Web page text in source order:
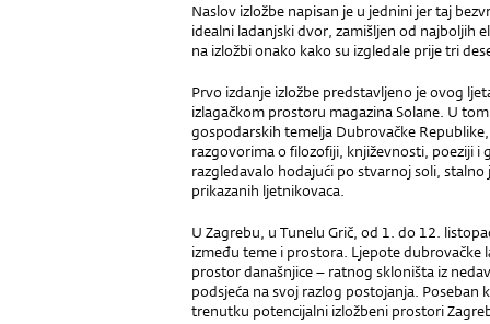
Naslov izložbe napisan je u jednini jer taj
idealni ladanjski dvor, zamišljen od najboljih
na izložbi onako kako su izgledale prije tri
Prvo izdanje izložbe predstavljeno je ovog
izlagačkom prostoru magazina Solane. U
gospodarskih temelja Dubrovačke
razgovorima o filozofiji, književnosti, poeziji i
razgledavalo hodajući po stvarnoj soli,
prikazanih ljetnikovaca.
U Zagrebu, u Tunelu Grič, od 1. do 12.
između teme i prostora. Ljepote dubrovačke
prostor današnjice – ratnog skloništa iz
podsjeća na svoj razlog postojanja. Poseban
trenutku potencijalni izložbeni prostori